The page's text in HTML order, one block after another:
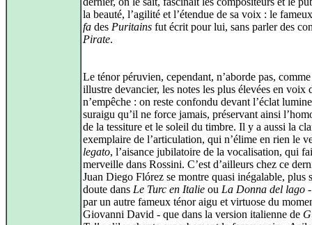
la beauté, l’agilité et l’étendue de sa voix : le
fa des Puritains fut écrit pour lui, sans parler des
Pirate.
Le ténor péruvien, cependant, n’aborde pas,
illustre devancier, les notes les plus élevées en voix
n’empêche : on reste confondu devant l’éclat
suraigu qu’il ne force jamais, préservant ainsi
de la tessiture et le soleil du timbre. Il y a aussi la
exemplaire de l’articulation, qui n’élime en rien le
legato, l’aisance jubilatoire de la vocalisation, qui
merveille dans Rossini. C’est d’ailleurs chez ce
Juan Diego Flórez se montre quasi inégalable, plus
doute dans Le Turc en Italie ou La Donna del lago
par un autre fameux ténor aigu et virtuose du
Giovanni David - que dans la version italienne de